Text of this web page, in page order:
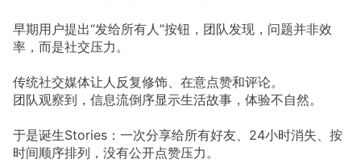
早期用户提出“发给所有人”按钮，团队发现，问题并非效
率，而是社交压力。
传统社交媒体让人反复修饰、在意点赞和评论。
团队观察到，信息流倒序显示生活故事，体验不自然。
于是诞生Stories：一次分享给所有好友、24小时消失、按
时间顺序排列，没有公开点赞压力。